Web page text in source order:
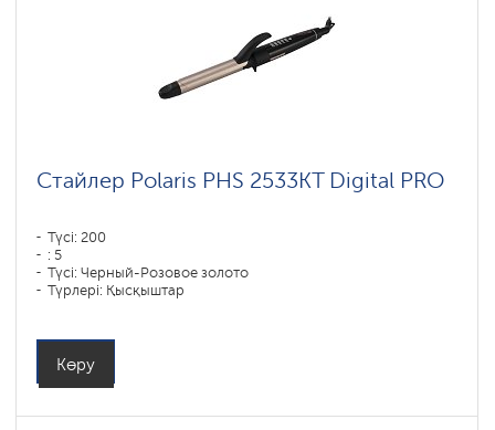
Стайлер Polaris PHS 2533KT Digital PRO
Түсі: 200
: 5
Түсі: Черный-Розовое золото
Түрлері: Қысқыштар
Көру